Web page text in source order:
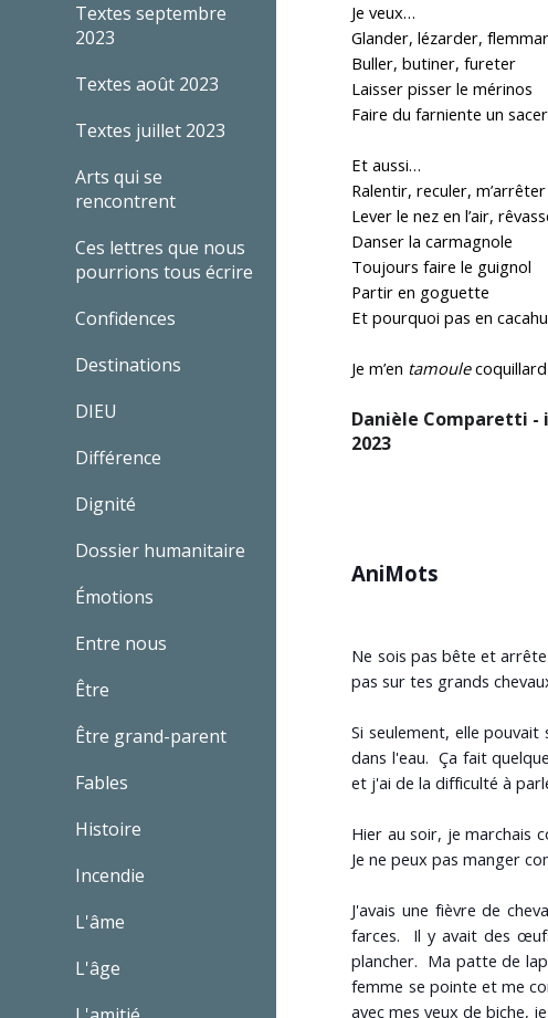
Textes septembre
2023
Textes août 2023
Textes juillet 2023
Arts qui se
rencontrent
Ces lettres que nous
pourrions tous écrire
Confidences
Destinations
DIEU
Différence
Dignité
Dossier humanitaire
Émotions
Entre nous
Être
Être grand-parent
Fables
Histoire
Incendie
L'âme
L'âge
Je veux…
Glander, lézarder,
Buller, butiner, fureter
Laisser pisser le mérinos
Faire du farniente un
Et aussi…
Ralentir, reculer, m’arrêter
Lever le nez en l’air,
Danser la carmagnole
Toujours faire le guignol
Partir en goguette
Et pourquoi pas en
Je m’en tamoulecoquillard
Danièle Comparetti -
2023
AniMots
Ne sois pas bête et
pas sur tes grands
Si seulement, elle
dans l'eau. Ça fait
et j'ai de la difficulté à
Hier au soir, je marchais
Je ne peux pas manger
J'avais une fièvre de
farces. Il y avait des
plancher. Ma patte de
femme se pointe et me
avec mes yeux de biche,